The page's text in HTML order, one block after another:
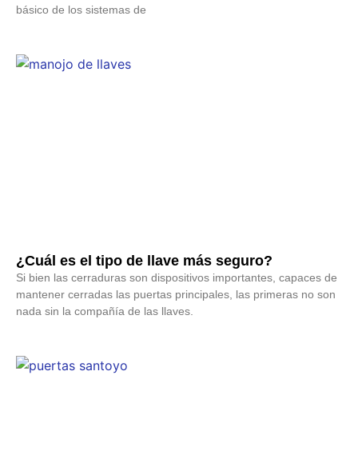
básico de los sistemas de
¿Cuál es el tipo de llave más seguro?
Si bien las cerraduras son dispositivos importantes, capaces de
mantener cerradas las puertas principales, las primeras no son
nada sin la compañía de las llaves.